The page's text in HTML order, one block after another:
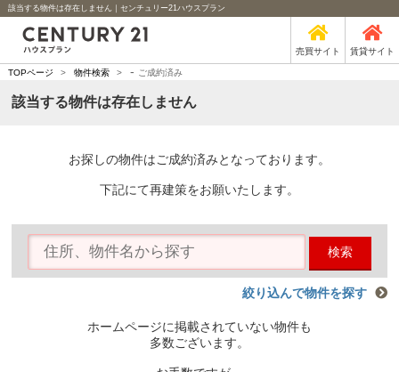
該当する物件は存在しません｜センチュリー21ハウスプラン
売買サイト 賃貸サイト
TOPページ > 物件検索 > - ご成約済み
該当する物件は存在しません
お探しの物件はご成約済みとなっております。
下記にて再建策をお願いたします。
検索
絞り込んで物件を探す
ホームページに掲載されていない物件も
多数ございます。